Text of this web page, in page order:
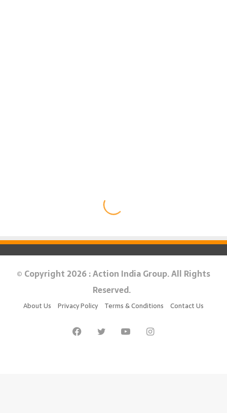
© Copyright 2026 : Action India Group. All Rights
Reserved.
About Us Privacy Policy Terms & Conditions Contact Us
FacebookTwitter YouTubeInstagram